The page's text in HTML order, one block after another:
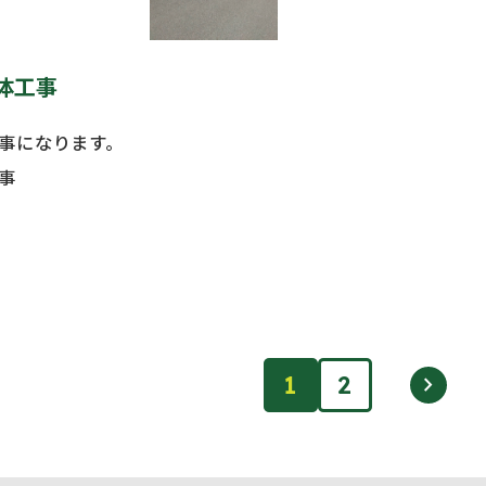
工事
になります。
1 2 chevron_right